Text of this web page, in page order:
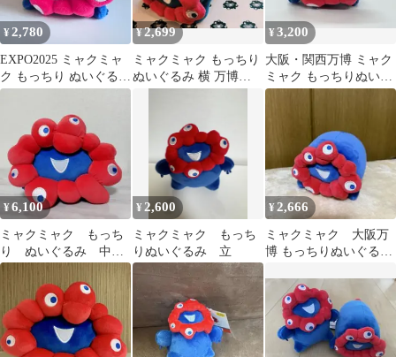
¥2,780
EXPO2025 ミャクミャ
ク もっちり ぬいぐるみ
横 大阪関西万博
¥2,699
ミャクミャク もっちり
ぬいぐるみ 横 万博
¥3,200
大阪・関西万博 ミャク
ミャク もっちりぬいぐ
るみ（横）
¥6,100
ミャクミャク もっち
り ぬいぐるみ 中サ
イズ
¥ 2,600
ミャクミャク もっち
りぬいぐるみ 立
¥2,666
ミャクミャク 大阪万
博 もっちりぬいぐるみ